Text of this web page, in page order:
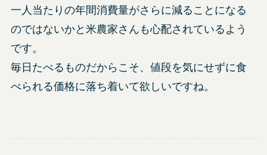
一人当たりの年間消費量がさらに減ることになる
のではないかと米農家さんも心配されているよう
です。
毎日たべるものだからこそ、値段を気にせずに食
べられる価格に落ち着いて欲しいですね。